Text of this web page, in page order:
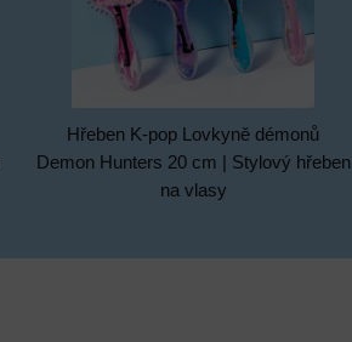
Hřeben K-pop Lovkyně démonů
Demon Hunters 20 cm | Stylový hřeben
na vlasy